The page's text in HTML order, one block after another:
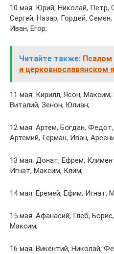
10 мая: Юрий, Николай, Петр,
Сергей, Назар, Гордей,
Иван, Егор;
Читайте также: Псалом
и церковнославянском
11 мая: Кирилл, Ясон,
Виталий, Зенон, Юлиан;
12 мая: Артем, Богдан,
Артемий, Герман, Иван,
13 мая: Донат, Ефрем,
Игнат, Максим, Клим;
14 мая: Еремей, Ефим, Игнат,
15 мая: Афанасий, Глеб,
Максим;
16 мая: Викентий, Николай,